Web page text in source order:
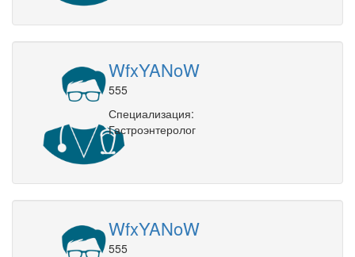
WfxYANoW
555
Специализация:
Гастроэнтеролог
WfxYANoW
555